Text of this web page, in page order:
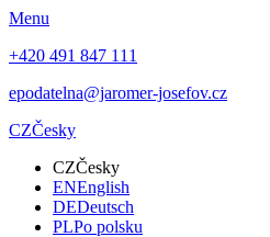
Menu
+420 491 847 111
epodatelna@jaromer-josefov.cz
CZČesky
CZČesky
ENEnglish
DEDeutsch
PLPo polsku